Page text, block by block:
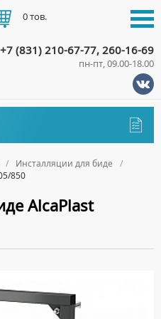
Инсталляции для биде
850
AlcaPlast
НАГРЕВА
НАГРЕВА
+7 (831) 210-67-77, 260-16-69
пн-пт, 09.00-18.00
0 тов.